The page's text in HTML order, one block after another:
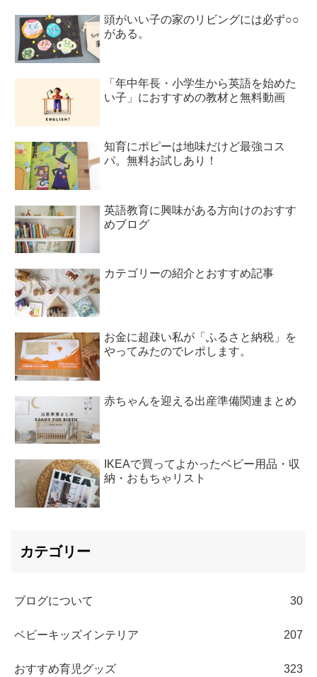
頭がいい子の家のリビングには必ず○○
がある。
「年中年長・小学生から英語を始めた
い子」におすすめの教材と無料動画
知育にポピーは地味だけど最強コス
パ。無料お試しあり！
英語教育に興味がある方向けのおすす
めブログ
カテゴリーの紹介とおすすめ記事
お金に超疎い私が「ふるさと納税」を
やってみたのでレポします。
赤ちゃんを迎える出産準備関連まとめ
IKEAで買ってよかったベビー用品・収
納・おもちゃリスト
カテゴリー
ブログについて 30
ベビーキッズインテリア 207
おすすめ育児グッズ 323